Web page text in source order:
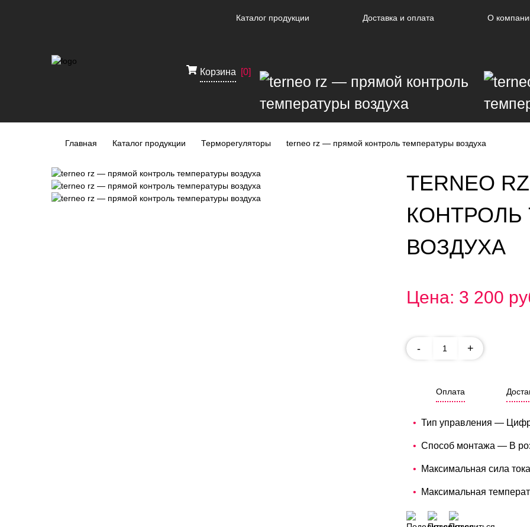
Каталог продукции Доставка и оплата О
Корзина [0]
Главная Каталог продукции Терморегуляторы terneo rz — прямой контроль температуры воздуха
TERNEO
КОНТРОЛЬ
ВОЗДУХА
Цена: 3 200
- +
Оплата
Тип управления —
Способ монтажа — В
Максимальная сила
Максимальная